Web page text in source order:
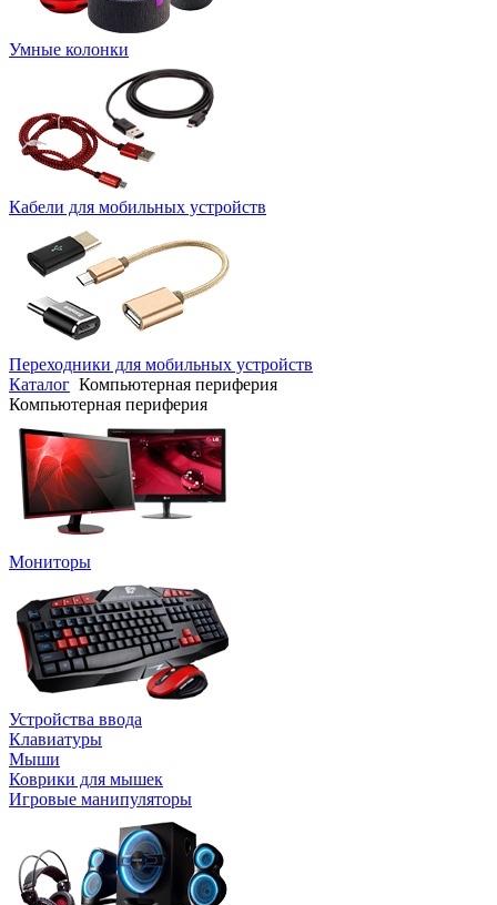
Умные колонки
Кабели для мобильных устройств
Переходники для мобильных устройств
Каталог Компьютерная периферия
Компьютерная периферия
Мониторы
Устройства ввода
Клавиатуры
Мыши
Коврики для мышек
Игровые манипуляторы